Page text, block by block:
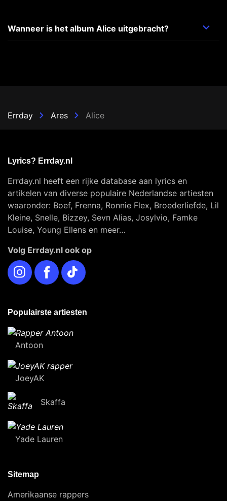
Wanneer is het album Alice uitgebracht?
Errday Ares Alice
Lyrics? Errday.nl
Errday.nl heeft een rijke database aan lyrics en
artikelen van diverse populaire Nederlandse artiesten
waaronder: Boef, Frenna, Ronnie Flex, Broederliefde, Lil
Kleine, Snelle, Bizzey, Sevn Alias, Josylvio, Famke
Louise, Young Ellens en meer…
Volg Errday.nl ook op
InstagramFacebookTikTok
Populairste artiesten
Antoon
JoeyAK
Skaffa
Yade Lauren
Sitemap
Amerikaanse rappers